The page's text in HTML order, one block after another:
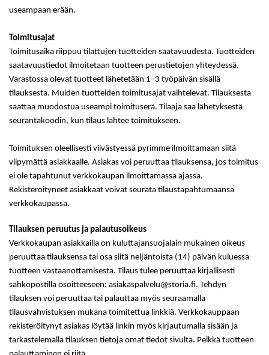
useampaan erään.
Toimitusajat
Toimitusaika riippuu tilattujen tuotteiden saatavuudesta. Tuotteiden
saatavuustiedot ilmoitetaan tuotteen perustietojen yhteydessä.
Varastossa olevat tuotteet lähetetään 1–3 työpäivän sisällä
tilauksesta. Muiden tuotteiden toimitusajat vaihtelevat. Tilauksesta
saattaa muodostua useampi toimituserä. Tilaaja saa lähetyksestä
seurantakoodin, kun tilaus lähtee toimitukseen.
Toimituksen oleellisesti viivästyessä pyrimme ilmoittamaan siitä
viipymättä asiakkaalle. Asiakas voi peruuttaa tilauksensa, jos toimitus
ei ole tapahtunut verkkokaupan ilmoittamassa ajassa.
Rekisteröityneet asiakkaat voivat seurata tilaustapahtumaansa
verkkokaupassa.
Tilauksen peruutus ja palautusoikeus
Verkkokaupan asiakkailla on kuluttajansuojalain mukainen oikeus
peruuttaa tilauksensa tai osa siitä neljäntoista (14) päivän kuluessa
tuotteen vastaanottamisesta. Tilaus tulee peruuttaa kirjallisesti
sähköpostilla osoitteeseen: asiakaspalvelu@storia.fi. Tehdyn
tilauksen voi peruuttaa tai palauttaa myös seuraamalla
tilausvahvistuksen mukana toimitettua linkkiä. Verkkokauppaan
rekisteröitynyt asiakas löytää linkin myös kirjautumalla sisään ja
tarkastelemalla tilauksen tietoja omat tiedot sivulta. Pelkkä tuotteen